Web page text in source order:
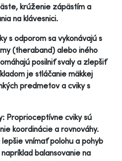
krúženie zápästím a
na klávesnici.
s odporom sa vykonávajú s
(theraband) alebo iného
posilniť svaly a zlepšiť
je stláčanie mäkkej
predmetov a cviky s
Proprioceptívne cviky sú
koordinácie a rovnováhy.
vnímať polohu a pohyb
balansovanie na